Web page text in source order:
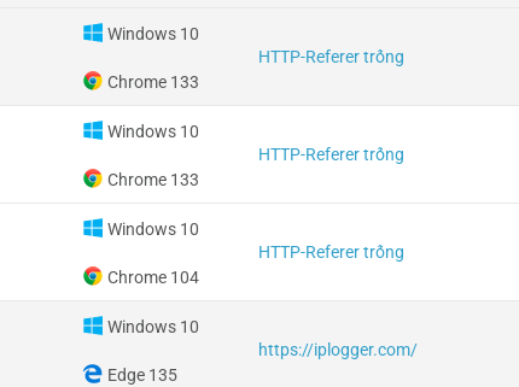
Windows 10
Chrome 133
HTTP-Referer trống
Windows 10
Chrome 133
HTTP-Referer trống
Windows 10
Chrome 104
HTTP-Referer trống
Windows 10
Edge 135
https://iplogger.com/